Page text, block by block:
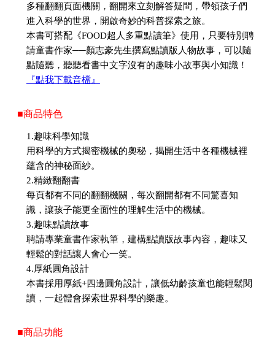
多種翻翻頁面機關，翻開來立刻解答疑問，帶領孩子們
進入科學的世界，開啟奇妙的科普探索之旅。
本書可搭配《FOOD超人多重點讀筆》使用，只要特別聘
請童書作家──顏志豪先生撰寫點讀版人物故事，可以隨
點隨聽，聽聽看書中文字沒有的趣味小故事與小知識！
『點我下載音檔』
■商品特色
1.趣味科學知識
用科學的方式揭密機械的奧秘，揭開生活中各種機械裡
蘊含的神秘面紗。
2.精緻翻翻書
每頁都有不同的翻翻機關，每次翻開都有不同驚喜知
識，讓孩子能更全面性的理解生活中的機械。
3.趣味點讀故事
聘請專業童書作家執筆，建構點讀版故事內容，趣味又
輕鬆的對話讓人會心一笑。
4.厚紙圓角設計
本書採用厚紙+四邊圓角設計，讓低幼齡孩童也能輕鬆閱
讀，一起體會探索世界科學的樂趣。
■商品功能